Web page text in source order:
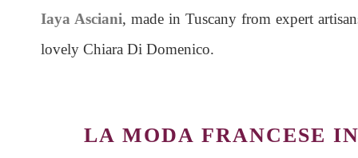
Iaya Asciani, made in Tuscany from expert
lovely Chiara Di Domenico.
LA MODA FRANCESE